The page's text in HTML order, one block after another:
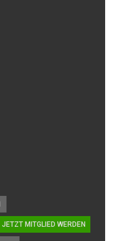
JETZT MITGLIED WERDEN